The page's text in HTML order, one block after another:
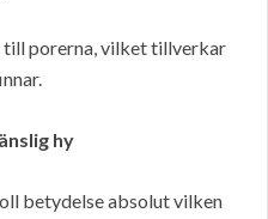
porerna, vilket tillverkar
hy
betydelse absolut vilken